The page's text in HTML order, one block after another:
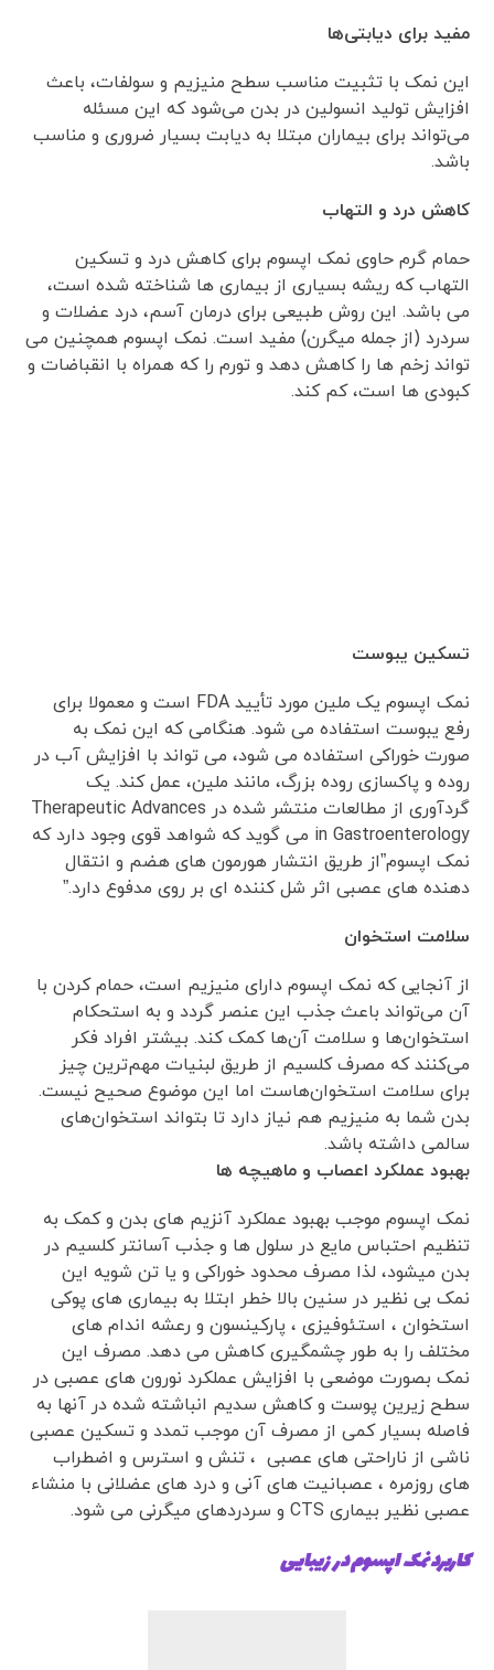
مفید برای دیابتی‌ها
این نمک با تثبیت مناسب سطح منیزیم و سولفات، باعث
افزایش تولید انسولین در بدن می‌شود که این مسئله
می‌تواند برای بیماران مبتلا به دیابت بسیار ضروری و مناسب
باشد.
کاهش درد و التهاب
حمام گرم حاوی نمک اپسوم برای کاهش درد و تسکین
التهاب که ریشه بسیاری از بیماری ها شناخته شده است،
می باشد. این روش طبیعی برای درمان آسم، درد عضلات و
سردرد (از جمله میگرن) مفید است. نمک اپسوم همچنین می
تواند زخم ها را کاهش دهد و تورم را که همراه با انقباضات و
کبودی ها است، کم کند.
تسکین یبوست
نمک اپسوم یک ملین مورد تأیید FDA است و معمولا برای
رفع یبوست استفاده می شود. هنگامی که این نمک به
صورت خوراکی استفاده می شود، می تواند با افزایش آب در
روده و پاکسازی روده بزرگ، مانند ملین، عمل کند. یک
گردآوری از مطالعات منتشر شده در Therapeutic Advances
in Gastroenterology می گوید که شواهد قوی وجود دارد که
نمک اپسوم”از طریق انتشار هورمون های هضم و انتقال
دهنده های عصبی اثر شل کننده ای بر روی مدفوع دارد.”
سلامت استخوان‌
از آنجایی که نمک اپسوم دارای منیزیم است، حمام کردن با
آن می‌تواند باعث جذب این عنصر گردد و به استحکام
استخوان‌ها و سلامت آن‌ها کمک کند. بیشتر افراد فکر
می‌کنند که مصرف کلسیم از طریق لبنیات مهم‌ترین چیز
برای سلامت استخوان‌هاست اما این موضوع صحیح نیست.
بدن شما به منیزیم هم نیاز دارد تا بتواند استخوان‌های
سالمی داشته باشد.
بهبود عملکرد اعصاب و ماهیچه ها
نمک اپسوم موجب بهبود عملکرد آنزیم های بدن و کمک به
تنظیم احتباس مایع در سلول ها و جذب آسانتر کلسیم در
بدن میشود، لذا مصرف محدود خوراکی و یا تن شویه این
نمک بی نظیر در سنین بالا خطر ابتلا به بیماری های پوکی
استخوان ، استئوفیزی ، پارکینسون و رعشه اندام های
مختلف را به طور چشمگیری کاهش می دهد. مصرف این
نمک بصورت موضعی با افزایش عملکرد نورون های عصبی در
سطح زیرین پوست و کاهش سدیم انباشته شده در آنها به
فاصله بسیار کمی از مصرف آن موجب تمدد و تسکین عصبی
ناشی از ناراحتی های عصبی ، تنش و استرس و اضطراب
های روزمره ، عصبانیت های آنی و درد های عضلانی با منشاء
عصبی نظیر بیماری CTS و سردردهای میگرنی می شود.
کاربرد نمک اپسوم در زیبایی